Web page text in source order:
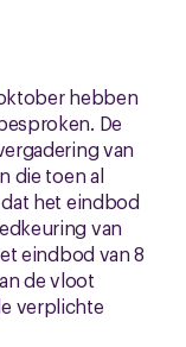
hebben
De
van
die toen al
het eindbod
van
eindbod van 8
de vloot
verplichte